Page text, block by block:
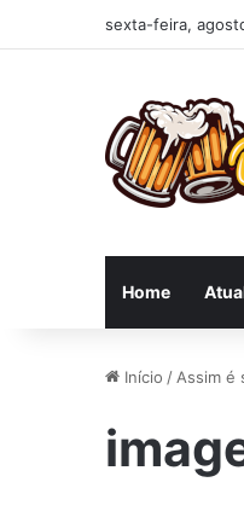
sexta-feira,
Home
Início / Assim é